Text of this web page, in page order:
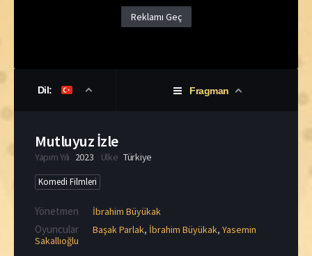
Reklamı Geç
Dil: Fragman
Mutluyuz İzle
Yapım Yılı 2023 Ülke Türkiye
Komedi Filmleri
Yönetmen İbrahim Büyükak
Oyuncular Başak Parlak, İbrahim Büyükak, Yasemin
Sakallıoğlu